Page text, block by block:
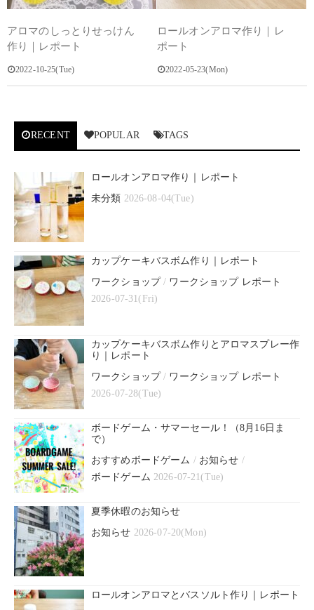
アロマのしっとりせっけん
作り｜レポート
2022-10-25(Tue)
ロールオンアロマ作り｜レ
ポート
2022-05-23(Mon)
RECENT POPULAR TAGS
ロールオンアロマ作り｜レポート
未分類 2026-08-04(Tue)
カップケーキバスボム作り｜レポート
ワークショップ/ ワークショップ レポート
2026-07-31(Fri)
カップケーキバスボム作りとアロマスプレー作
り｜レポート
ワークショップ/ ワークショップ レポート
2026-07-28(Tue)
ボードゲーム・サマーセール！（8月16日ま
で）
おすすめボードゲーム / お知らせ /
ボードゲーム 2026-07-21(Tue)
夏季休暇のお知らせ
お知らせ 2026-07-20(Mon)
ロールオンアロマとバスソルト作り｜レポート